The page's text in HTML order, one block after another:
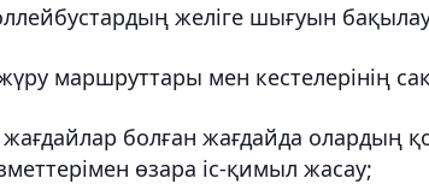
желіге шығуын
маршруттары мен кестелерінің
болған жағдайда олардың
өзара іс-қимыл жасау;